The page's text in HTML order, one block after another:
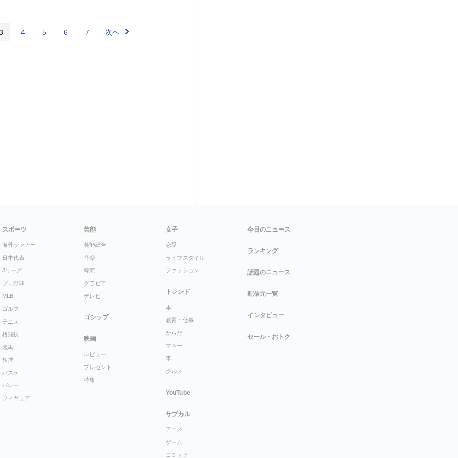
4 5 6 7 次へ
スポーツ
海外サッカー
日本代表
Jリーグ
プロ野球
MLB
ゴルフ
テニス
格闘技
競馬
相撲
バスケ
バレー
フィギュア
芸能
芸能総合
音楽
韓流
グラビア
テレビ
ゴシップ
映画
レビュー
プレゼント
特集
女子
恋愛
ライフスタイル
ファッション
トレンド
本
教育・仕事
からだ
マネー
車
グルメ
YouTube
サブカル
アニメ
ゲーム
コミック
今日のニュース
ランキング
話題のニュース
配信元一覧
インタビュー
セール・おトク